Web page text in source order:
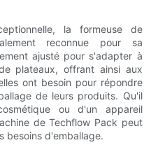
la formeuse de
reconnue pour sa
ajusté pour s'adapter à
plateaux, offrant ainsi aux
ont besoin pour répondre
de leurs produits. Qu'il
ou d'un appareil
de Techflow Pack peut
besoins d'emballage.